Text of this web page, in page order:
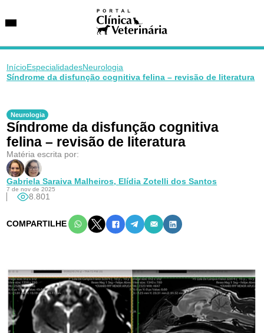
VetAgenda
Especialidades
InícioEspecialidadesNeurologia
Síndrome da disfunção cognitiva felina – revisão de literatura
Neurologia
Síndrome da disfunção cognitiva
felina – revisão de literatura
Matéria escrita por:
Gabriela Saraiva Malheiros, Elídia Zotelli dos Santos
7 de nov de 2025
8.801
COMPARTILHE